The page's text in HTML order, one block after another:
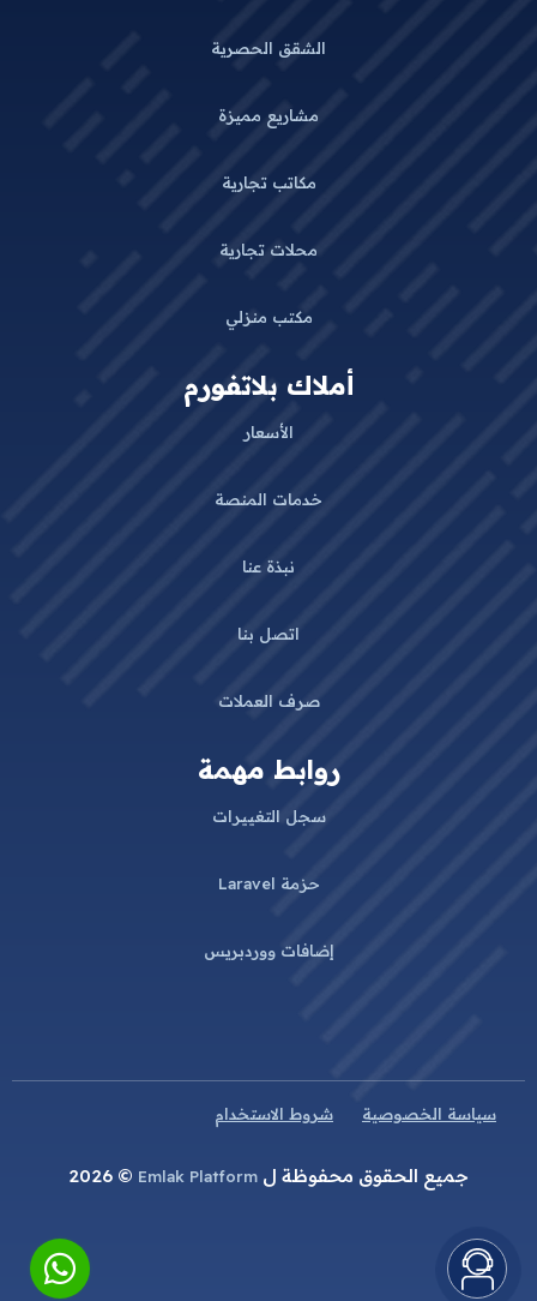
الشقق الحصرية
مشاريع مميزة
مكاتب تجارية
محلات تجارية
مكتب منزلي
أملاك بلاتفورم
الأسعار
خدمات المنصة
نبذة عنا
اتصل بنا
صرف العملات
روابط مهمة
سجل التغييرات
حزمة Laravel
إضافات ووردبريس
سياسة الخصوصية شروط الاستخدام
جميع الحقوق محفوظة ل Emlak Platform
© 2026